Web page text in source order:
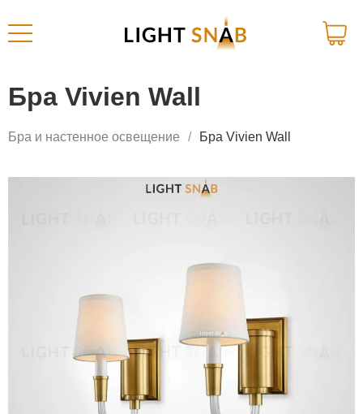
Бра Vivien Wall
Бра и настенное освещение Бра Vivien Wall